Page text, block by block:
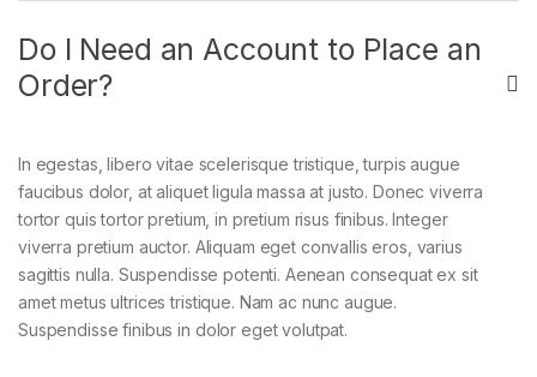
Do I Need an Account to Place an
Order?
In egestas, libero vitae scelerisque tristique, turpis augue
faucibus dolor, at aliquet ligula massa at justo. Donec viverra
tortor quis tortor pretium, in pretium risus finibus. Integer
viverra pretium auctor. Aliquam eget convallis eros, varius
sagittis nulla. Suspendisse potenti. Aenean consequat ex sit
amet metus ultrices tristique. Nam ac nunc augue.
Suspendisse finibus in dolor eget volutpat.